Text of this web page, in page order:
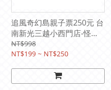
追風奇幻島親子票250元 台
南新光三越小西門店-怪獸
發電廠 (平假日均可使用)
【期限2027/8/31】
NT$998
NT$199 ~ NT$250